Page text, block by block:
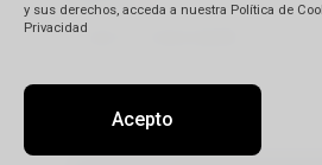
y sus derechos, acceda a nuestra Política de
Privacidad
Acepto